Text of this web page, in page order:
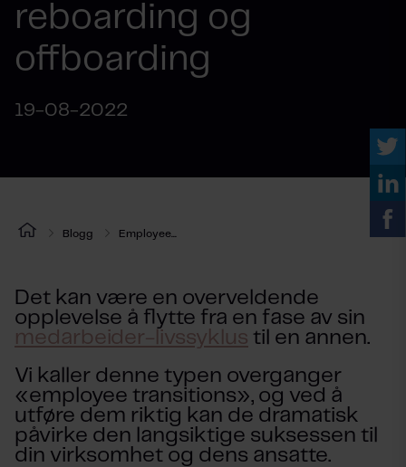
reboarding og
offboarding
19-08-2022
Blogg Employee...
Det kan være en overveldende
opplevelse å flytte fra en fase av sin
medarbeider-livssyklus til en annen.
Vi kaller denne typen overganger
«employee transitions», og ved å
utføre dem riktig kan de dramatisk
påvirke den langsiktige suksessen til
din virksomhet og dens ansatte.